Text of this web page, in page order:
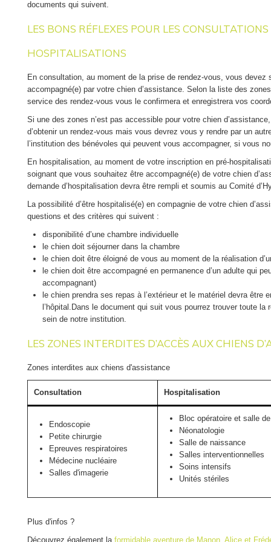
il faut être majeur(e), avoir plus de 18 ans ;
années ou être un proche de patient remplissant ce dernier
travail pré-réunions (lectures, réflexions, …). Un lunch de la réunion
documents qui suivent.
LES BONS RÉFLEXES POUR LES
HOSPITALISATIONS
En consultation, au moment de la prise de rendez-vous, vous devez
accompagné(e) par votre chien d’assistance. Selon la liste des
service des rendez-vous vous le confirmera et enregistrera vos
Si une des zones n’est pas accessible pour votre chien
d’obtenir un rendez-vous mais vous devrez vous y rendre par un
l’institution des bénévoles qui peuvent vous accompagner, si vous
En hospitalisation, au moment de votre inscription en pré-
soignant que vous souhaitez être accompagné(e) de votre chien
demande d’hospitalisation devra être rempli et soumis au Comité
La possibilité d’être hospitalisé(e) en compagnie de votre chien
questions et des critères qui suivent :
disponibilité d’une chambre individuelle
le chien doit séjourner dans la chambre
le chien doit être éloigné de vous au moment de la réalisation
le chien doit être accompagné en permanence d’un adulte qui
accompagnant)
le chien prendra ses repas à l’extérieur et le matériel devra être
l’hôpital.Dans le document qui suit vous pourrez trouver toute la
sein de notre institution.
LES ZONES INTERDITES D’ACCÈS AUX CHIENS
Zones interdites aux chiens d'assistance
Consultation Hospitalisation
Endoscopie
Petite chirurgie
Epreuves respiratoires
Médecine nucléaire
Salles d'imagerie
Bloc opératoire et salle
Néonatologie
Salle de naissance
Salles interventionnelles
Soins intensifs
Unités stériles
Plus d'infos ?
Découvrez également la formidable aventure de Manon, Alice et